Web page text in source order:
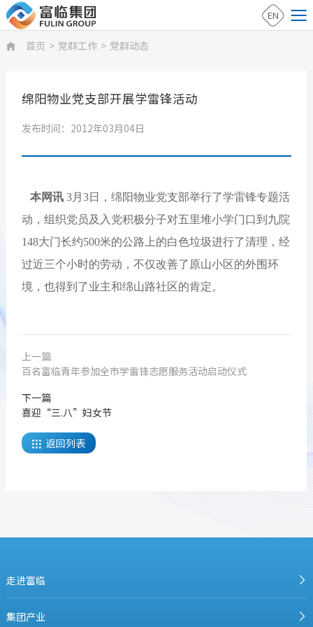
EN
 首页 > 党群工作 > 党群动态
绵阳物业党支部开展学雷锋活动
发布时间：2012年03月04日
本网讯 3月3日，绵阳物业党支部举行了学雷锋专题活
动，组织党员及入党积极分子对五里堆小学门口到九院
148大门长约500米的公路上的白色垃圾进行了清理，经
过近三个小时的劳动，不仅改善了原山小区的外围环
境，也得到了业主和绵山路社区的肯定。
上一篇
百名富临青年参加全市学雷锋志愿服务活动启动仪式
下一篇
喜迎“三.八”妇女节
 返回列表
走进富临
集团产业